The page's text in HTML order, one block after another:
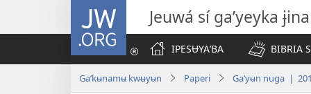
JW.ORG Jeuwá sí gaʼyeyka ɉina
IPESɄYAʼBA
BIBRIA
Gaʼkʉnamʉ kwʉyʉn Paperi Gaʼyʉn nuga |